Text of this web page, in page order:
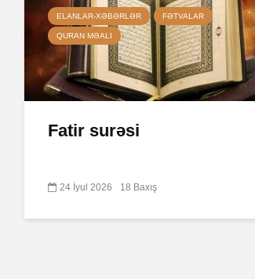
ELANLAR-XƏBƏRLƏR FƏTVALAR
QURAN MƏALI
Fatir surəsi
24 İyul 2026 18 Baxış